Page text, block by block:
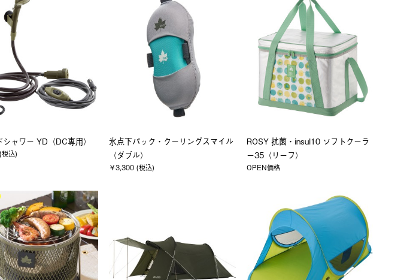
ャワー YD（DC専用）
込)
氷点下パック・クーリングスマイル
（ダブル）
￥3,300 (税込)
ROSY 抗菌・insul10 ソフトクーラ
ー35（リーフ）
OPEN価格